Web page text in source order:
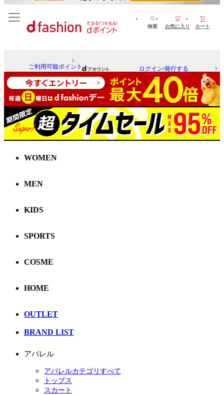
検索 お気に入り カート
ご利用可能ポイント ログイン/発行する
WOMEN
MEN
KIDS
SPORTS
COSME
HOME
OUTLET
BRAND LIST
アパレル
アパレルカテゴリすべて
トップス
スカート